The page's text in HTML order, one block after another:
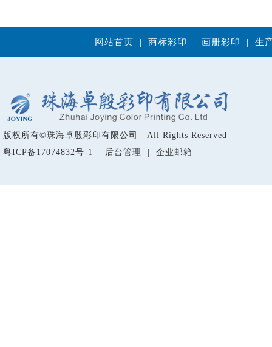
网站首页 | 商标彩印 | 画册彩印 | 生
版权所有©珠海卓殷彩印有限公司 All Rights Reserved
粤ICP备17074832号-1
后台管理 企业邮箱